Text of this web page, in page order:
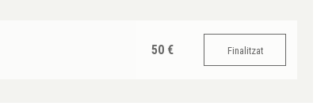
50 € Finalitzat